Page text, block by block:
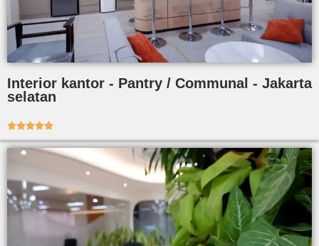
Interior kantor - Pantry / Communal - Jakarta
selatan
